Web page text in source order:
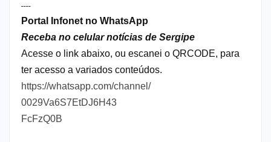
----
Portal Infonet no WhatsApp
Receba no celular notícias de Sergipe
Acesse o link abaixo, ou escanei o QRCODE, para
ter acesso a variados conteúdos.
https://whatsapp.com/channel/
0029Va6S7EtDJ6H43
FcFzQ0B